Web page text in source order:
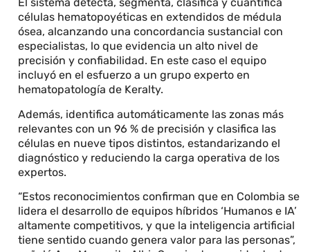
células hematopoyéticas en extendidos de médula
ósea, alcanzando una concordancia sustancial con
especialistas, lo que evidencia un alto nivel de
precisión y confiabilidad. En este caso el equipo
incluyó en el esfuerzo a un grupo experto en
hematopatología de Keralty.
Además, identifica automáticamente las zonas más
relevantes con un 96 % de precisión y clasifica las
células en nueve tipos distintos, estandarizando el
diagnóstico y reduciendo la carga operativa de los
expertos.
“Estos reconocimientos confirman que en Colombia se
lidera el desarrollo de equipos híbridos ‘Humanos e IA’
altamente competitivos, y que la inteligencia artificial
tiene sentido cuando genera valor para las personas”,